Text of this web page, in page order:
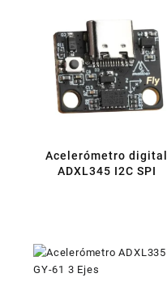
Acelerómetro digital
ADXL345 I2C SPI